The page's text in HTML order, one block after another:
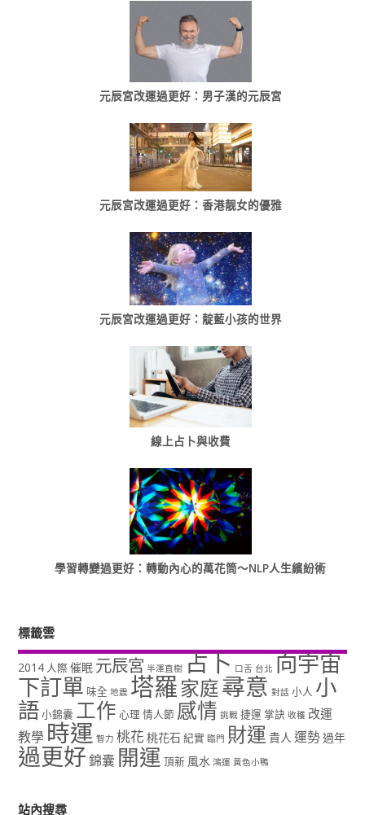
元辰宮改運過更好：男子漢的元辰宮
元辰宮改運過更好：香港靓女的優雅
元辰宮改運過更好：靛藍小孩的世界
線上占卜與收費
學習轉變過更好：轉動內心的萬花筒～NLP人生繽紛術
標籤雲
2014 人際 催眠 元辰宮 半澤直樹 占卜 口舌 台北 向宇宙
下訂單 味全 地震 塔羅家庭尋意 對話 小人 小
語小錦囊 工作 心理 情人節 感情 挑戰 捷運 掌訣 收穫 改運
教學 時運 智力 桃花 桃花石 紀實 臨門 財運 貴人 運勢過年
過更好錦囊 開運 頂新 風水 鴻運 黃色小鴨
站內搜尋